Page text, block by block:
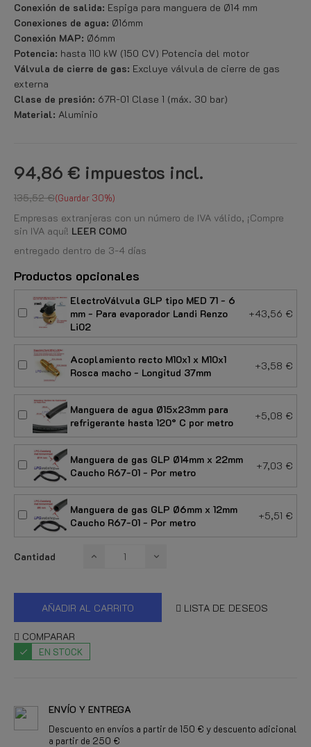
Conexión de salida: Espiga para manguera de Ø14 mm
Conexiones de agua: Ø16mm
Conexión MAP: Ø6mm
Potencia: hasta 110 kW (150 CV) Potencia del motor
Válvula de cierre de gas: Excluye válvula de cierre de gas
externa
Clase de presión: 67R-01 Clase 1 (máx. 30 bar)
Material: Aluminio
94,86 € impuestos incl.
135,52 € Guardar 30%
Empresas extranjeras con un número de IVA válido, ¡Compre
sin IVA aquí! LEER COMO
entregado dentro de 3-4 días
Productos opcionales
ElectroVálvula GLP tipo MED 71 - 6
mm - Para evaporador Landi Renzo
Li02
+43,56 €
Acoplamiento recto M10x1 x M10x1
Rosca macho - Longitud 37mm
+3,58 €
Manguera de agua Ø15x23mm para
refrigerante hasta 120° C por metro
+5,08 €
Manguera de gas GLP Ø14mm x 22mm
Caucho R67-01 - Por metro
+7,03 €
Manguera de gas GLP Ø6mm x 12mm
Caucho R67-01 - Por metro
+5,51 €
Cantidad
AÑADIR AL CARRITO LISTA DE DESEOS
COMPARAR
EN STOCK
ENVÍO Y ENTREGA
Descuento en envíos a partir de 150 € y descuento adicional
a partir de 250 €